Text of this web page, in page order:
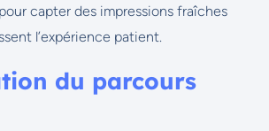
capter des impressions fraîches
l’expérience patient.
du parcours